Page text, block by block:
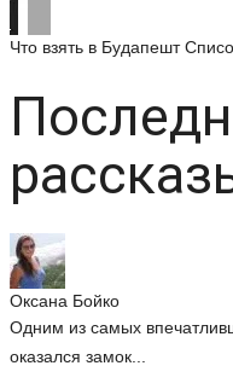
Что взять в Будапешт
Оксана Бойко
Одним из самых
оказался замок...